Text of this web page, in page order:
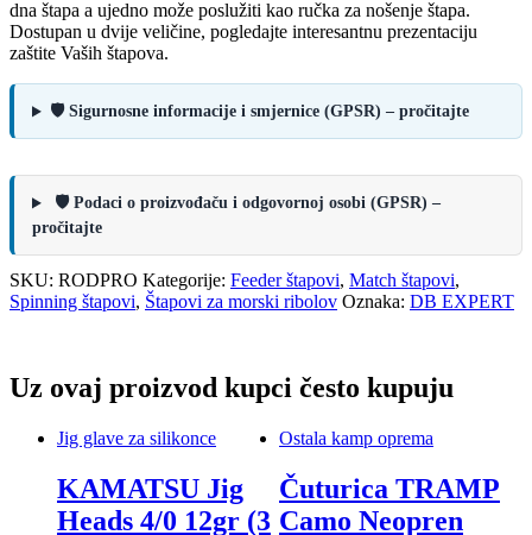
dna štapa a ujedno može poslužiti kao ručka za nošenje štapa.
Dostupan u dvije veličine, pogledajte interesantnu prezentaciju
zaštite Vaših štapova.
🛡️ Sigurnosne informacije i smjernice (GPSR) – pročitajte
🛡️ Podaci o proizvođaču i odgovornoj osobi (GPSR) –
pročitajte
SKU: RODPRO Kategorije: Feeder štapovi, Match štapovi,
Spinning štapovi, Štapovi za morski ribolov Oznaka: DB EXPERT
Uz ovaj proizvod kupci često kupuju
Jig glave za silikonce
KAMATSU Jig
Heads 4/0 12gr (3
Ostala kamp oprema
Čuturica TRAMP
Camo Neopren